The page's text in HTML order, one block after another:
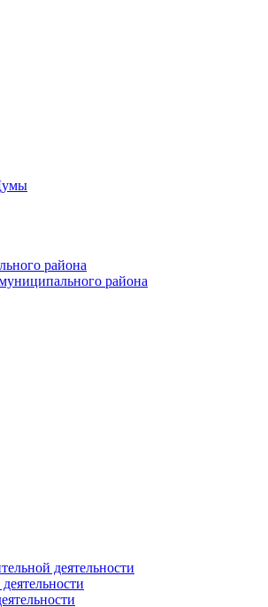
района
района
деятельности